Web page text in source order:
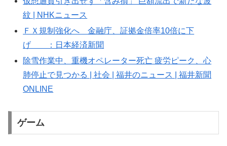
紋 | NHKニュース
ＦＸ規制強化へ 金融庁、証拠金倍率10倍に下
げ ：日本経済新聞
除雪作業中、重機オペレーター死亡 疲労ピーク、心
肺停止で見つかる | 社会 | 福井のニュース | 福井新聞
ONLINE
ゲーム